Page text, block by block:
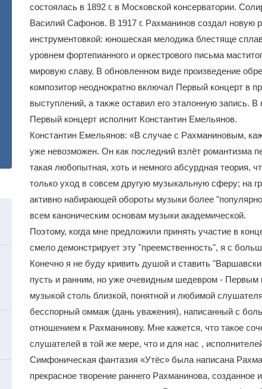
состоялась в 1892 г. в Московской консерватории.
Василий Сафонов. В 1917 г. Рахманинов создал новую
инструментовкой: юношеская мелодика блестяще
уровнем фортепианного и оркестрового письма
мировую славу. В обновленном виде произведение
композитор неоднократно включал Первый концерт в
выступлений, а также оставил его эталонную запись. В
Первый концерт исполнит Константин Емельянов.
Константин Емельянов: «В случае с Рахманиновым,
уже невозможен. Он как последний взлёт романтизма
такая любопытная, хоть и немного абсурдная теория,
только уход в совсем другую музыкальную сферу; на
активно набирающей обороты музыки более
всем каноническим основам музыки академической.
Поэтому, когда мне предложили принять участие в
смело демонстрирует эту "преемственность", я с
Конечно я не буду кривить душой и ставить
пусть и ранним, но уже очевидным шедевром - Первым
музыкой столь близкой, понятной и любимой
бесспорный оммаж (дань уважения), написанный с
отношением к Рахманинову. Мне кажется, что такое
слушателей в той же мере, что и для нас ,
Симфоническая фантазия «Утёс» была написана
прекрасное творение раннего Рахманинова, созданное